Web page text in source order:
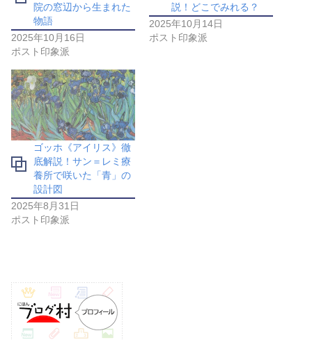
院の窓辺から生まれた
物語
2025年10月16日
ポスト印象派
説！どこでみれる？
2025年10月14日
ポスト印象派
ゴッホ《アイリス》徹
底解説！サン＝レミ療
養所で咲いた「青」の
設計図
2025年8月31日
ポスト印象派